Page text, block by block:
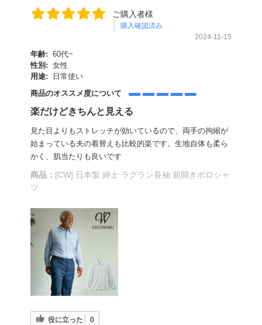
ご購入者様
購入確認済み
2024-11-15
年齢: 60代~
性別: 女性
用途:
日常使い
商品のオススメ度について
楽だけどきちんと見える
見た目よりもストレッチが効いているので、両手の拘縮が
始まっている夫の着替えも比較的楽です。生地自体も柔ら
かく、肌当たりも良いです
商品： [CW] 日本製 紳士 ラグラン長袖 前開きポロシャ
ツ
役に立った 0